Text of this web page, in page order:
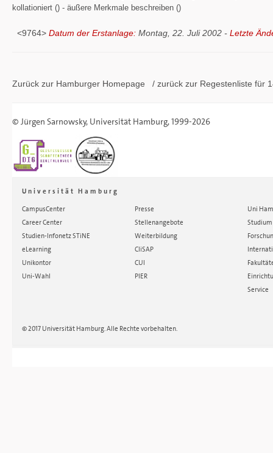
kollationiert () - äußere Merkmale beschreiben ()
<9764> Datum der Erstanlage: Montag, 22. Juli 2002 - Letzte
Zurück zur Hamburger Homepage / zurück zur Regestenliste für
© Jürgen Sarnowsky, Universität Hamburg, 1999-2026